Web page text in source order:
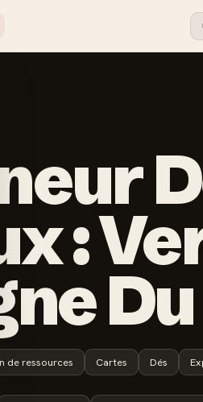
:
de ressources Cartes Dés